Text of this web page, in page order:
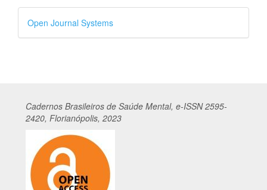
Desenvolvido
por
Open Journal Systems
Cadernos Brasileiros de Saúde Mental, e-ISSN 2595-
2420, Florianópolis, 2023